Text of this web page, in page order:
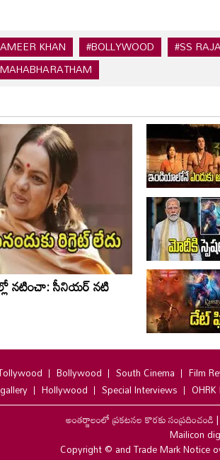
KHAN #BOLLYWOOD
#SS
నటించా: సీనియర్ నటి
Bollywood South Cinema Film
Hollywood Special Interviews
అంతర్జాలంలో ప్రకటనల కొరకు సంప్రదించండి|
Mailicon
Copyright © and Trade Mark Notice